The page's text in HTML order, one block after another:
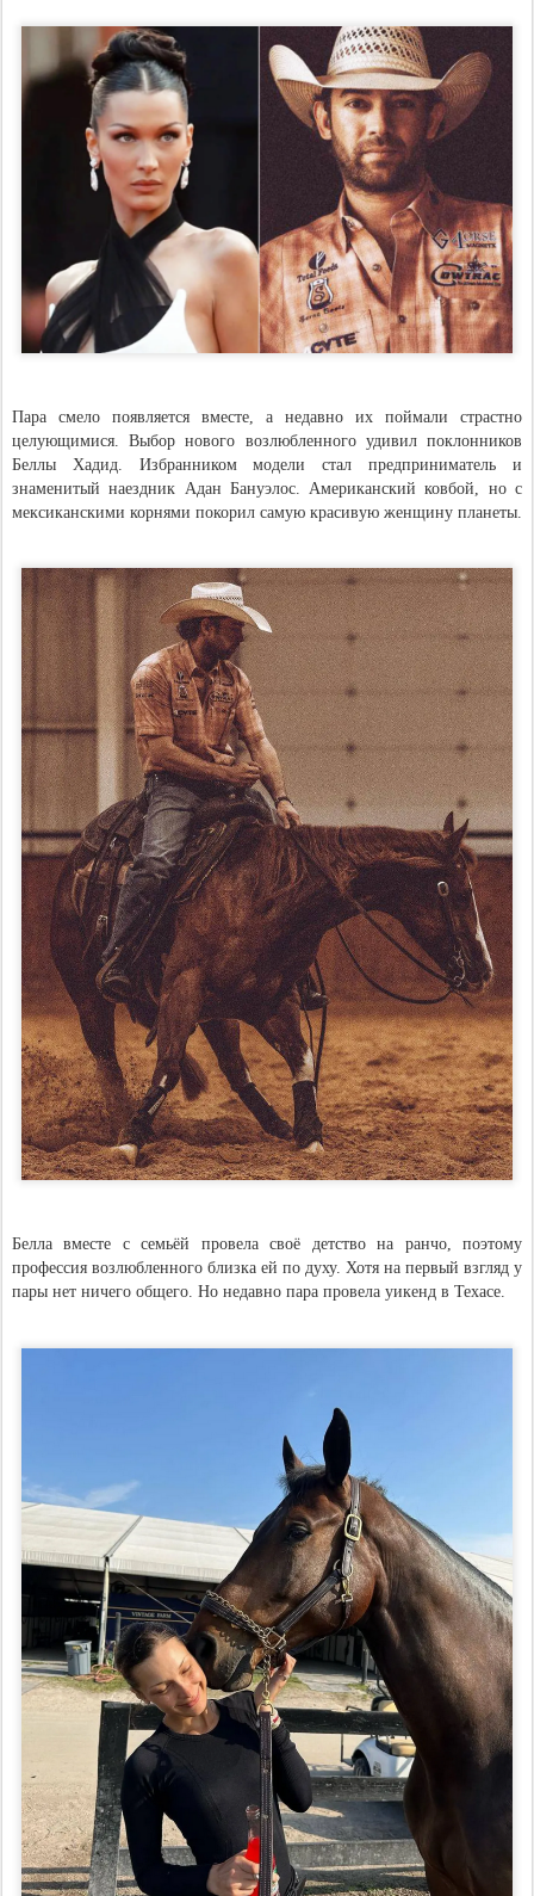
Пара смело появляется вместе, а недавно их поймали страстно
целующимися. Выбор нового возлюбленного удивил поклонников
Беллы Хадид. Избранником модели стал предприниматель и
знаменитый наездник Адан Бануэлос. Американский ковбой, но с
мексиканскими корнями покорил самую красивую женщину планеты.
Белла вместе с семьёй провела своё детство на ранчо, поэтому
профессия возлюбленного близка ей по духу. Хотя на первый взгляд у
пары нет ничего общего. Но недавно пара провела уикенд в Техасе.